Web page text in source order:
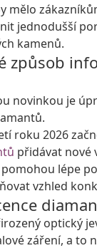
mělo
jednodušší
kamenů.
způsob
novinkou je
roku 2026
přidávat nové
lépe
vzhled
optický
záření, a to